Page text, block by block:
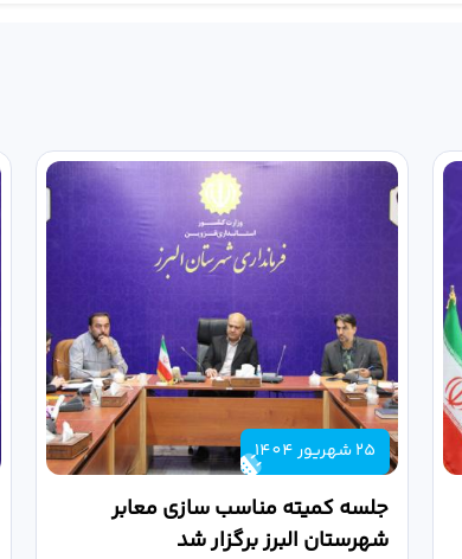
25 شهریور 1404
جلسه کمیته مناسب سازی معابر
شهرستان البرز برگزار شد